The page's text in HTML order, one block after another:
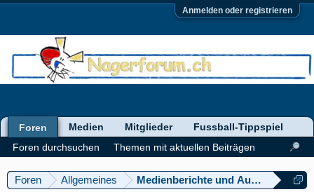
Anmelden oder registrieren
Foren Allgemeines Medienberichte und Ausstellungen
Foren
Foren durchsuchen
Themen mit aktuellen Beiträgen
Medien Mitglieder Fussball-Tippspiel